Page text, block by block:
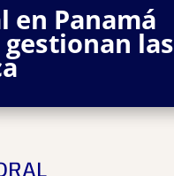
en Panamá
las